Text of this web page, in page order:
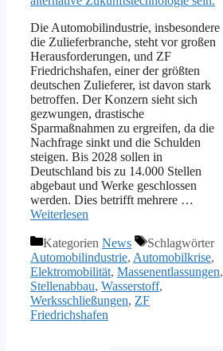
Die Automobilindustrie, insbesondere
die Zulieferbranche, steht vor großen
Herausforderungen, und ZF
Friedrichshafen, einer der größten
deutschen Zulieferer, ist davon stark
betroffen. Der Konzern sieht sich
gezwungen, drastische
Sparmaßnahmen zu ergreifen, da die
Nachfrage sinkt und die Schulden
steigen. Bis 2028 sollen in
Deutschland bis zu 14.000 Stellen
abgebaut und Werke geschlossen
werden. Dies betrifft mehrere …
Weiterlesen
Kategorien News
Schlagwörter
Automobilindustrie, Automobilkrise,
Elektromobilität, Massenentlassungen,
Stellenabbau, Wasserstoff,
Werksschließungen, ZF
Friedrichshafen